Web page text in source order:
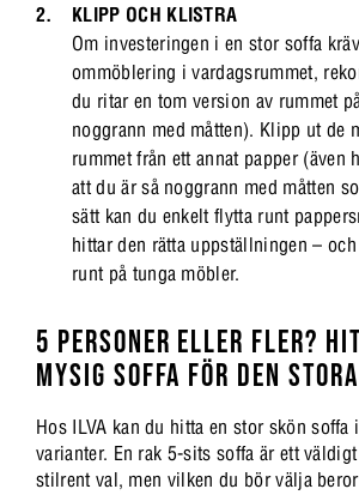
KLIPP OCH KLISTRA
Om investeringen i en stor soffa
ommöblering i vardagsrummet,
du ritar en tom version av rummet
noggrann med måtten). Klipp ut de
rummet från ett annat papper (även
att du är så noggrann med måtten
sätt kan du enkelt flytta runt
hittar den rätta uppställningen –
runt på tunga möbler.
5 PERSONER ELLER FLER?
MYSIG SOFFA FÖR DEN
Hos ILVA kan du hitta en stor skön soffa
varianter. En rak 5-sits soffa är ett
stilrent val, men vilken du bör välja